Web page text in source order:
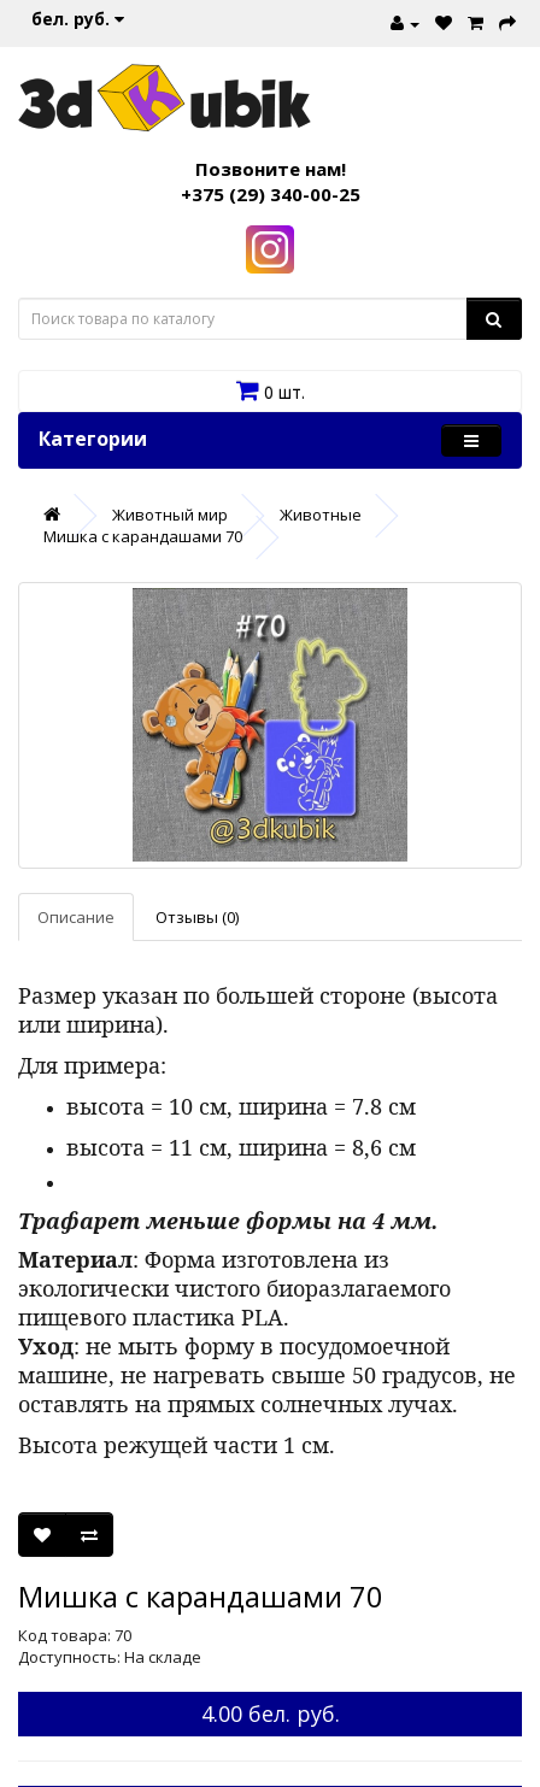
бел. руб.
Позвоните нам!
+375 (29) 340-00-25
0 шт.
Категории
Животный мир
Животные
Мишка с карандашами 70
Описание Отзывы (0)
Размер указан по большей стороне (высота
или ширина).
Для примера:
высота = 10 см, ширина = 7.8 см
высота = 11 см, ширина = 8,6 см
Трафарет меньше формы на 4 мм.
Материал: Форма изготовлена из
экологически чистого биоразлагаемого
пищевого пластика PLA.
Уход: не мыть форму в посудомоечной
машине, не нагревать свыше 50 градусов, не
оставлять на прямых солнечных лучах.
Высота режущей части 1 см.
Мишка с карандашами 70
Код товара: 70
Доступность: На складе
4.00 бел. руб.